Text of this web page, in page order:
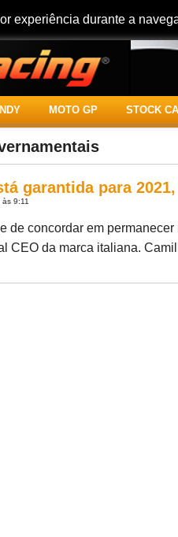
experiência durante a
INDY MOTO GP STOCK
garantida para
9:11
de concordar em
CEO da marca italiana.